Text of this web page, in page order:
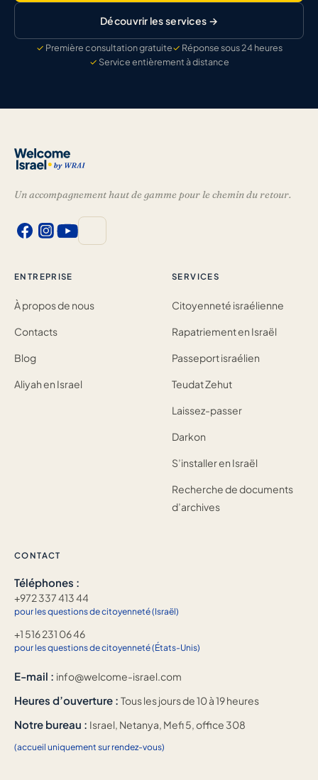
Découvrir les services →
Première consultation gratuite
Réponse sous 24 heures
Service entièrement à distance
Un accompagnement haut de gamme pour le chemin du retour.
ENTREPRISE
À propos de nous
Contacts
Blog
Aliyah en Israel
SERVICES
Citoyenneté israélienne
Rapatriement en Israël
Passeport israélien
Teudat Zehut
Laissez-passer
Darkon
S’installer en Israël
Recherche de documents
d’archives
CONTACT
Téléphones :
+972 337 413 44
pour les questions de citoyenneté (Israël)
+1 516 231 06 46
pour les questions de citoyenneté (États-Unis)
E-mail : info@welcome-israel.com
Heures d’ouverture : Tous les jours de 10 à 19 heures
Notre bureau : Israel, Netanya, Mefi 5, office 308
(accueil uniquement sur rendez-vous)